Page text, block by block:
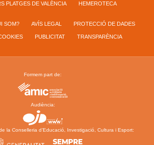
PLATGES DE VALÈNCIA HEMEROTECA
SOM? AVÍS LEGAL PROTECCIÓ DE DADES
PUBLICITAT TRANSPARÈNCIA
Formem part de:
Audiència:
la Conselleria d’Educació, Investigació, Cultura i Esport: